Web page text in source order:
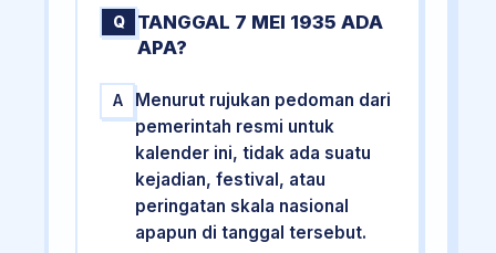
Q
TANGGAL 7 MEI 1935 ADA
APA?
A
Menurut rujukan pedoman dari
pemerintah resmi untuk
kalender ini, tidak ada suatu
kejadian, festival, atau
peringatan skala nasional
apapun di tanggal tersebut.